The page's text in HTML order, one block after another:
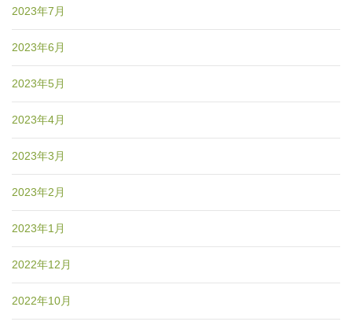
2023年7月
2023年6月
2023年5月
2023年4月
2023年3月
2023年2月
2023年1月
2022年12月
2022年10月